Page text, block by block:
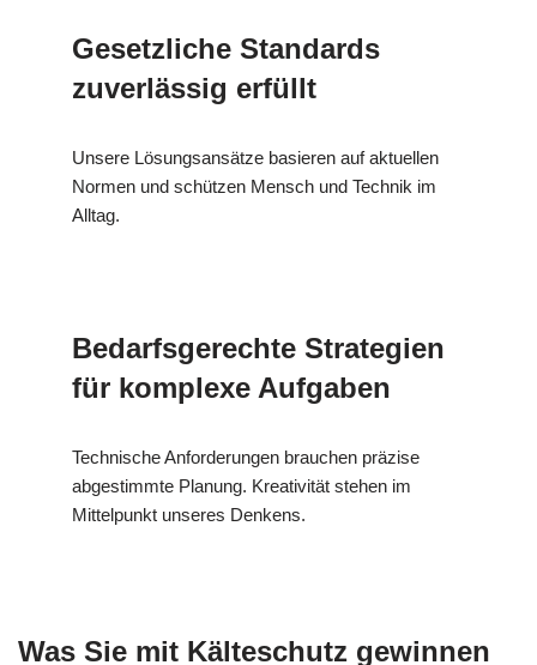
Gesetzliche Standards
zuverlässig erfüllt
Unsere Lösungsansätze basieren auf aktuellen
Normen und schützen Mensch und Technik im
Alltag.
Bedarfsgerechte Strategien
für komplexe Aufgaben
Technische Anforderungen brauchen präzise
abgestimmte Planung. Kreativität stehen im
Mittelpunkt unseres Denkens.
Was Sie mit Kälteschutz gewinnen